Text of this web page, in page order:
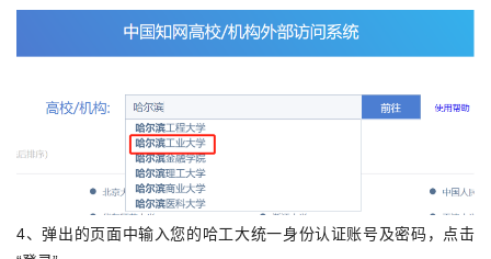
4、弹出的页面中输入您的哈工大统一身份认证账号及密码，点击